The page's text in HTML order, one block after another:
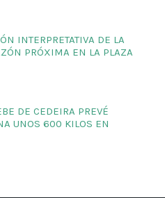
INTERPRETATIVA DE LA
PRÓXIMA EN LA PLAZA
DE CEDEIRA PREVÉ
UNOS 600 KILOS EN